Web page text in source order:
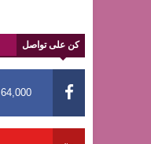
كن على تواصل
64,000